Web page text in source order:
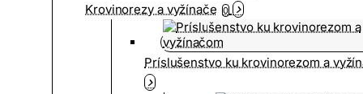
Krovinorezy a vyžínače 0
Príslušenstvo ku krovinorezom a